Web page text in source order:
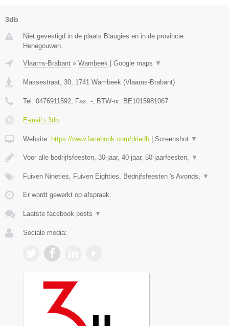
3db
Niet gevestigd in de plaats Blaugies en in de provincie
Henegouwen.
Vlaams-Brabant » Wambeek Google maps ▼
Massestraat, 30 1741 Wambeek (Vlaams-Brabant)
Tel: 0476911592 , Fax: - , BTW-nr: BE1015981067
E-mail › 3db
Website: https://www.facebook.com/driedb Screenshot ▼
Voor alle bedrijfsfeesten, 30-jaar, 40-jaar, 50-jaarfeesten, ▼
Fuiven Nineties, Fuiven Eighties, Bedrijfsfeesten 's Avonds, ▼
Er wordt gewerkt op afspraak.
Laatste facebook posts ▼
Sociale media: